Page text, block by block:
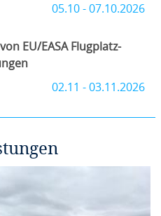
05.10 - 07.10.2026
EU/EASA Flugplatz-
02.11 - 03.11.2026